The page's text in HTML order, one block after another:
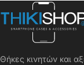
Θήκες κινητών και